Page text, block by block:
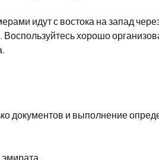
идут с востока на запад
хорошо
документов и выполнение